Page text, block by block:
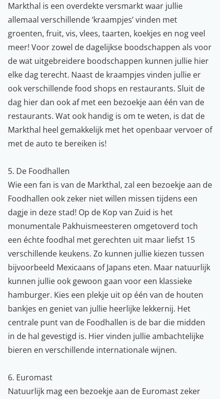
Markthal is een overdekte versmarkt waar jullie
allemaal verschillende ‘kraampjes’ vinden met
groenten, fruit, vis, vlees, taarten, koekjes en nog veel
meer! Voor zowel de dagelijkse boodschappen als voor
de wat uitgebreidere boodschappen kunnen jullie hier
elke dag terecht. Naast de kraampjes vinden jullie er
ook verschillende food shops en restaurants. Sluit de
dag hier dan ook af met een bezoekje aan één van de
restaurants. Wat ook handig is om te weten, is dat de
Markthal heel gemakkelijk met het openbaar vervoer of
met de auto te bereiken is!
5. De Foodhallen
Wie een fan is van de Markthal, zal een bezoekje aan de
Foodhallen ook zeker niet willen missen tijdens een
dagje in deze stad! Op de Kop van Zuid is het
monumentale Pakhuismeesteren omgetoverd toch
een échte foodhal met gerechten uit maar liefst 15
verschillende keukens. Zo kunnen jullie kiezen tussen
bijvoorbeeld Mexicaans of Japans eten. Maar natuurlijk
kunnen jullie ook gewoon gaan voor een klassieke
hamburger. Kies een plekje uit op één van de houten
bankjes en geniet van jullie heerlijke lekkernij. Het
centrale punt van de Foodhallen is de bar die midden
in de hal gevestigd is. Hier vinden jullie ambachtelijke
bieren en verschillende internationale wijnen.
6. Euromast
Natuurlijk mag een bezoekje aan de Euromast zeker